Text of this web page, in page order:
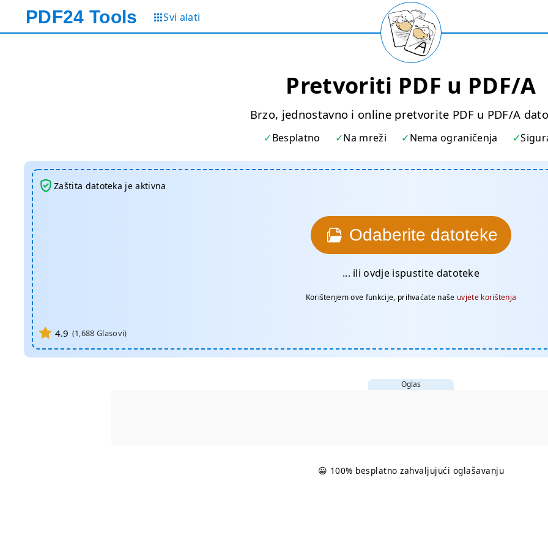
PDF24 Tools Svi alati
Pretvoriti PDF u PDF/A
Brzo, jednostavno i online pretvorite PDF u PDF/A
Besplatno Na mreži Nema ograničenja
Odaberite datoteke
... ili ovdje ispustite datoteke
Korištenjem ove funkcije, prihvaćate naše uvjete korištenja
4.9 (1,688 Glasovi)
Zaštita datoteka je aktivna
Oglas
😀 100% besplatno zahvaljujući oglašavanju